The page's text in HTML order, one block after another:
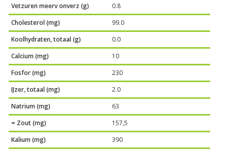
Vetzuren meerv onverz (g)
0.8
Cholesterol (mg)
99.0
Koolhydraten, totaal (g)
0.0
Calcium (mg)
10
Fosfor (mg)
230
IJzer, totaal (mg)
2.0
Natrium (mg)
63
= Zout (mg)
157,5
Kalium (mg)
390